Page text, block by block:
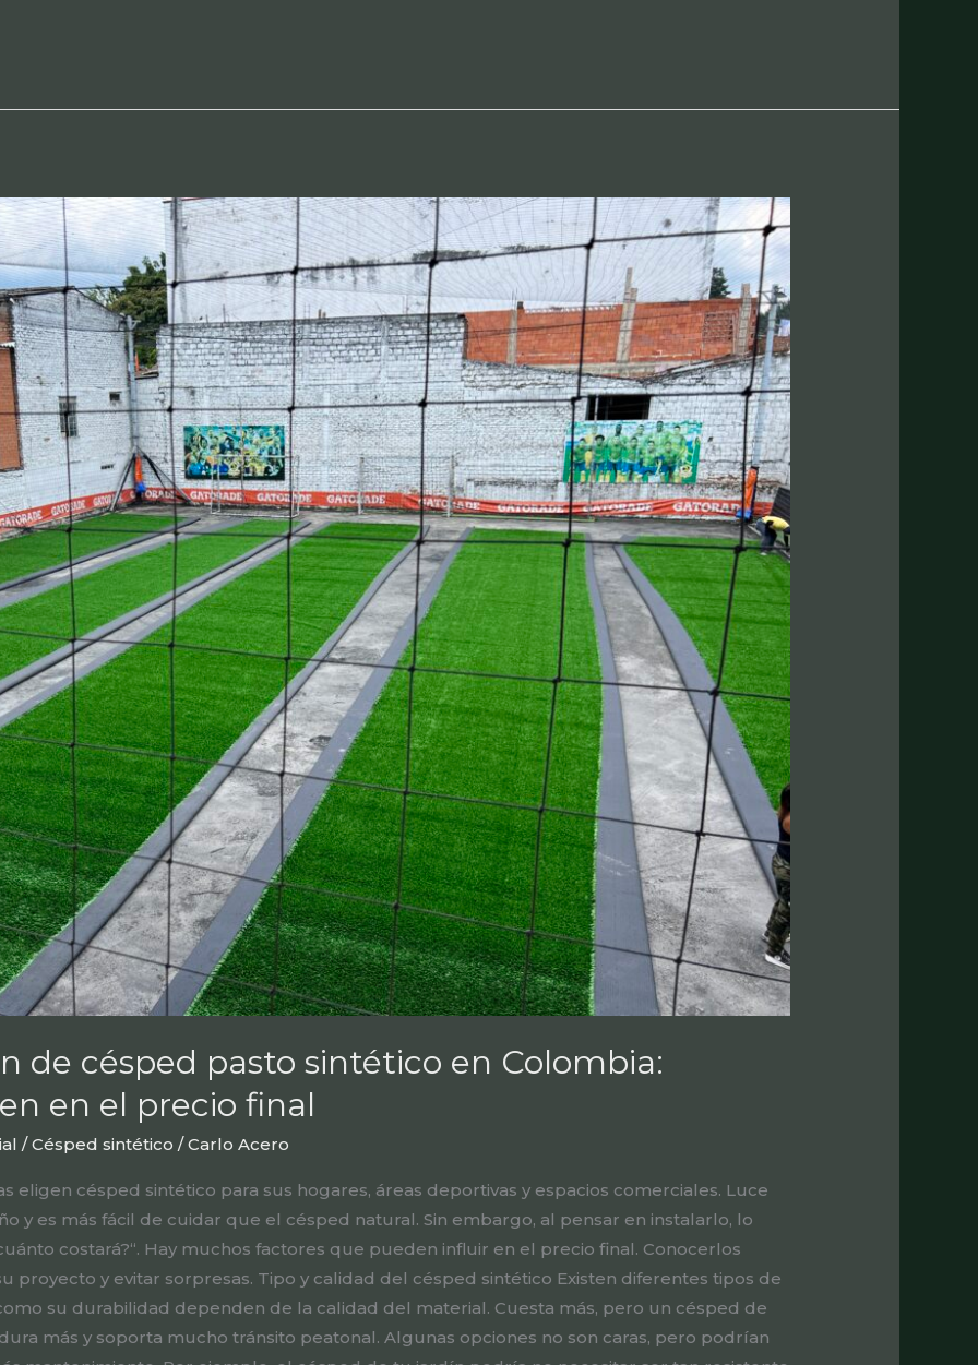
de césped pasto sintético en Colombia:
en el precio final
/ Césped sintético /Carlo Acero
eligen césped sintético para sus hogares, áreas deportivas y espacios comerciales. Luce
y es más fácil de cuidar que el césped natural. Sin embargo, al pensar en instalarlo, lo
costará?“. Hay muchos factores que pueden influir en el precio final. Conocerlos
proyecto y evitar sorpresas. Tipo y calidad del césped sintético Existen diferentes tipos de
su durabilidad dependen de la calidad del material. Cuesta más, pero un césped de
más y soporta mucho tránsito peatonal. Algunas opciones no son caras, pero podrían